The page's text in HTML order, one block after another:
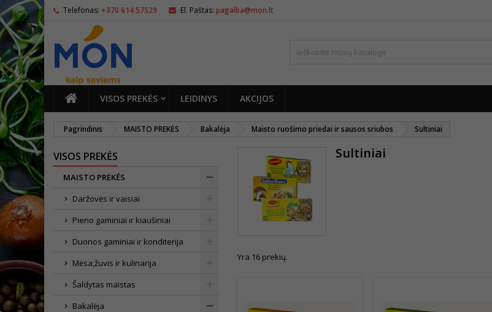
Telefonas: +370 614 57529 El. Paštas: pagalba@mon.lt
PAGRINDINIS
VISOS PREKĖS LEIDINYS AKCIJOS
Pagrindinis MAISTO PREKĖS Bakalėja Maisto ruošimo priedai ir sausos sriubos Sultiniai
VISOS PREKĖS
MAISTO PREKĖS
Daržovės ir vaisiai
Pieno gaminiai ir kiaušiniai
Duonos gaminiai ir konditerija
Mėsa,žuvis ir kulinarija
Šaldytas maistas
Bakalėja
Sultiniai
Yra 16 prekių.